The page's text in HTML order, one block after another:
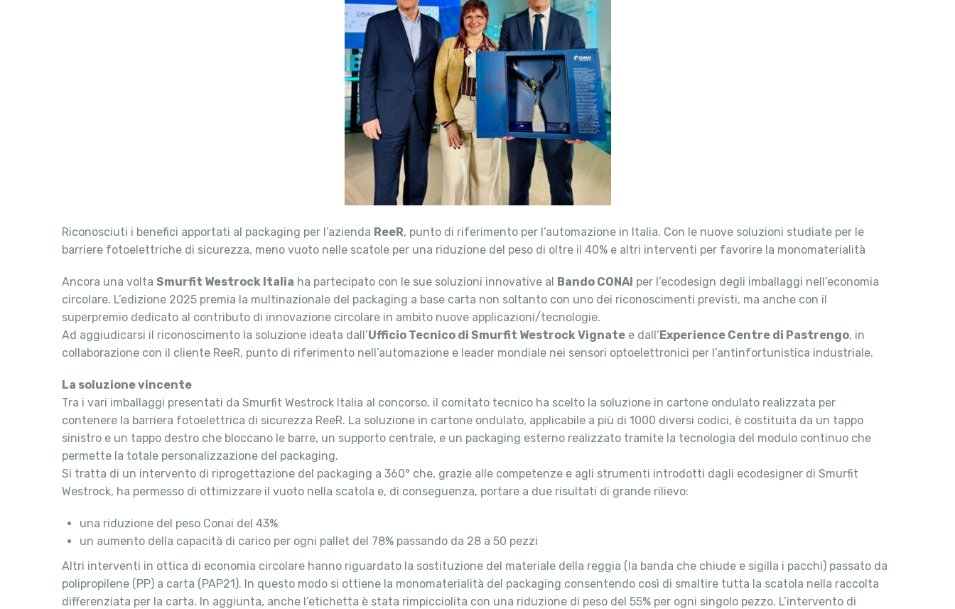
Riconosciuti i benefici apportati al packaging per l’azienda ReeR, punto di riferimento per l’automazione in Italia. Con le nuove soluzioni studiate per le
barriere fotoelettriche di sicurezza, meno vuoto nelle scatole per una riduzione del peso di oltre il 40% e altri interventi per favorire la monomaterialità
Ancora una volta Smurfit Westrock Italia ha partecipato con le sue soluzioni innovative al Bando CONAI per l’ecodesign degli imballaggi nell’economia
circolare. L’edizione 2025 premia la multinazionale del packaging a base carta non soltanto con uno dei riconoscimenti previsti, ma anche con il
superpremio dedicato al contributo di innovazione circolare in ambito nuove applicazioni/tecnologie.
Ad aggiudicarsi il riconoscimento la soluzione ideata dall’Ufficio Tecnico di Smurfit Westrock Vignate e dall’Experience Centre di Pastrengo, in
collaborazione con il cliente ReeR, punto di riferimento nell’automazione e leader mondiale nei sensori optoelettronici per l’antinfortunistica industriale.
La soluzione vincente
Tra i vari imballaggi presentati da Smurfit Westrock Italia al concorso, il comitato tecnico ha scelto la soluzione in cartone ondulato realizzata per
contenere la barriera fotoelettrica di sicurezza ReeR. La soluzione in cartone ondulato, applicabile a più di 1000 diversi codici, è costituita da un tappo
sinistro e un tappo destro che bloccano le barre, un supporto centrale, e un packaging esterno realizzato tramite la tecnologia del modulo continuo che
permette la totale personalizzazione del packaging.
Si tratta di un intervento di riprogettazione del packaging a 360° che, grazie alle competenze e agli strumenti introdotti dagli ecodesigner di Smurfit
Westrock, ha permesso di ottimizzare il vuoto nella scatola e, di conseguenza, portare a due risultati di grande rilievo:
una riduzione del peso Conai del 43%
un aumento della capacità di carico per ogni pallet del 78% passando da 28 a 50 pezzi
Altri interventi in ottica di economia circolare hanno riguardato la sostituzione del materiale della reggia (la banda che chiude e sigilla i pacchi) passato da
polipropilene (PP) a carta (PAP21). In questo modo si ottiene la monomaterialità del packaging consentendo così di smaltire tutta la scatola nella raccolta
differenziata per la carta. In aggiunta, anche l’etichetta è stata rimpicciolita con una riduzione di peso del 55% per ogni singolo pezzo. L’intervento di